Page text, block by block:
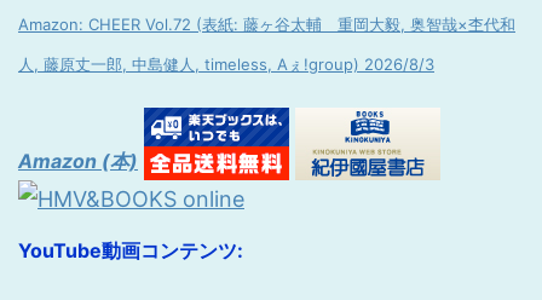
Amazon: CHEER Vol.72 (表紙: 藤ヶ谷太輔 重岡大毅, 奥智哉×杢代和
人, 藤原丈一郎, 中島健人, timeless, Aぇ!group) 2026/8/3
Amazon (本)
YouTube動画コンテンツ: